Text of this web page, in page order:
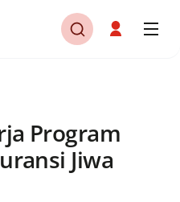
Program
Jiwa